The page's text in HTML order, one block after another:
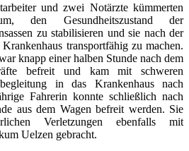
und zwei Notärzte kümmerten
den Gesundheitszustand der
zu stabilisieren und sie nach der
transportfähig zu machen.
knapp einer halben Stunde nach dem
befreit und kam mit schweren
in das Krankenhaus nach
Fahrerin konnte schließlich nach
aus dem Wagen befreit werden. Sie
Verletzungen ebenfalls mit
Uelzen gebracht.